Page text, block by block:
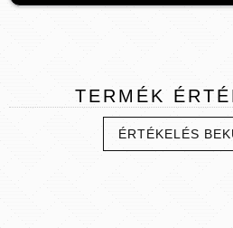
TERMÉK
ÉRTÉKELÉS